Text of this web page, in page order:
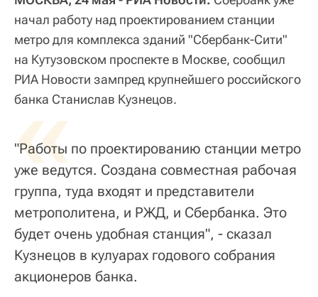
начал работу над проектированием станции
метро для комплекса зданий "Сбербанк-Сити"
на Кутузовском проспекте в Москве, сообщил
РИА Новости зампред крупнейшего российского
банка Станислав Кузнецов.
«
"Работы по проектированию станции метро
уже ведутся. Создана совместная рабочая
группа, туда входят и представители
метрополитена, и РЖД, и Сбербанка. Это
будет очень удобная станция", - сказал
Кузнецов в кулуарах годового собрания
акционеров банка.